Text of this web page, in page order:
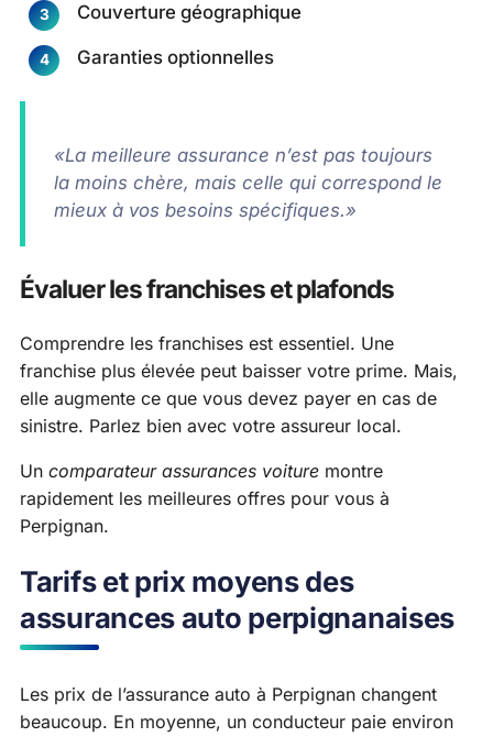
Couverture géographique
Garanties optionnelles
«La meilleure assurance n’est pas toujours
la moins chère, mais celle qui correspond le
mieux à vos besoins spécifiques.»
Évaluer les franchises et plafonds
Comprendre les franchises est essentiel. Une
franchise plus élevée peut baisser votre prime. Mais,
elle augmente ce que vous devez payer en cas de
sinistre. Parlez bien avec votre assureur local.
Un comparateur assurances voiture montre
rapidement les meilleures offres pour vous à
Perpignan.
Tarifs et prix moyens des
assurances auto perpignanaises
Les prix de l’assurance auto à Perpignan changent
beaucoup. En moyenne, un conducteur paie environ